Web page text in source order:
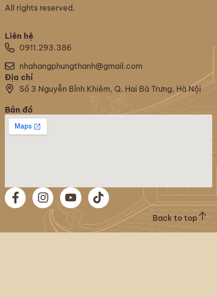
All rights reserved.
Liên hệ
0911.293.386
nhahangphungthanh@gmail.com
Địa chỉ
Số 3 Nguyễn Bỉnh Khiêm, Q. Hai Bà Trưng, Hà Nội
Bản đồ
Back to top